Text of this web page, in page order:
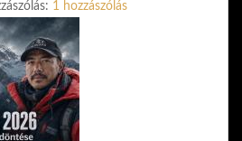
1 hozzászólás